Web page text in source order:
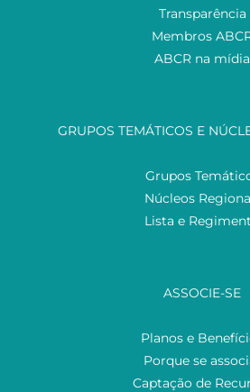
Transparência
Membros
ABCR na mídia
GRUPOS TEMÁTICOS E
Grupos
Núcleos
Lista e
ASSOCIE-SE
Planos e
Porque se
Captação de